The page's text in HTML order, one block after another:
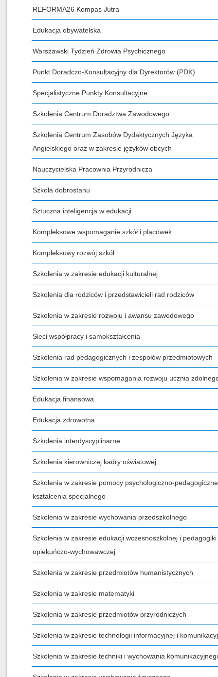
REFORMA26 Kompas Jutra
Edukacja obywatelska
Warszawski Tydzień Zdrowia Psychicznego
Punkt Doradczo-Konsultacyjny dla Dyrektorów (PDK)
Specjalistyczne Punkty Konsultacyjne
Szkolenia Centrum Doradztwa Zawodowego
Szkolenia Centrum Zasobów Dydaktycznych Języka
Angielskiego oraz w zakresie języków obcych
Nauczycielska Pracownia Przyrodnicza
Szkoła dobrostanu
Sztuczna inteligencja w edukacji
Kompleksowe wspomaganie szkół i placówek
Kompleksowy rozwój szkół
Szkolenia w zakresie edukacji kulturalnej
Szkolenia dla rodziców i przedstawicieli rad rodziców
Szkolenia w zakresie rozwoju i awansu zawodowego
Sieci współpracy i samokształcenia
Szkolenia rad pedagogicznych i zespołów przedmiotowych
Szkolenia w zakresie wspomagania rozwoju ucznia
Edukacja finansowa
Edukacja zdrowotna
Szkolenia interdyscyplinarne
Szkolenia kierowniczej kadry oświatowej
Szkolenia w zakresie pomocy psychologiczno-
kształcenia specjalnego
Szkolenia w zakresie wychowania przedszkolnego
Szkolenia w zakresie edukacji wczesnoszkolnej i pedagogiki
opiekuńczo-wychowawczej
Szkolenia w zakresie przedmiotów humanistycznych
Szkolenia w zakresie matematyki
Szkolenia w zakresie przedmiotów przyrodniczych
Szkolenia w zakresie technologii informacyjnej i
Szkolenia w zakresie techniki i wychowania